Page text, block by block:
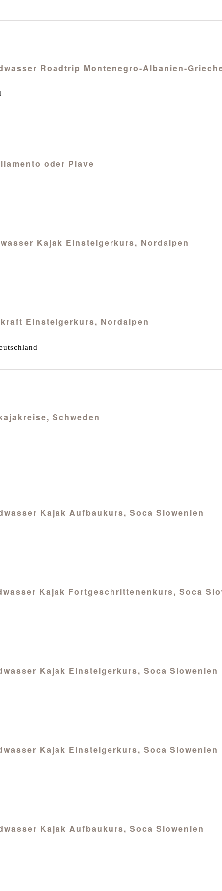
Roadtrip Montenegro-Albanien-
oder Piave
Kajak Einsteigerkurs, Nordalpen
Einsteigerkurs, Nordalpen
Schweden
Kajak Aufbaukurs, Soca Slowenien
Kajak Fortgeschrittenenkurs, Soca
Kajak Einsteigerkurs, Soca Slowenien
Kajak Einsteigerkurs, Soca Slowenien
Kajak Aufbaukurs, Soca Slowenien